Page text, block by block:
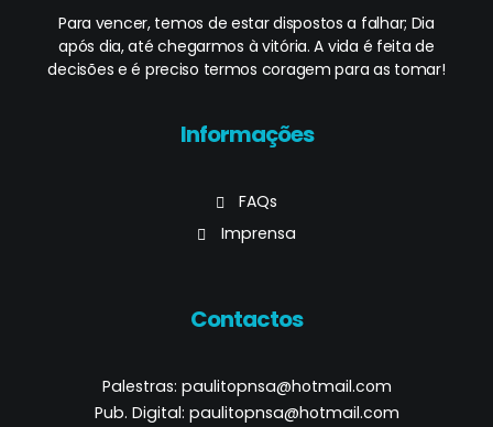
Para vencer, temos de estar dispostos a falhar; Dia
após dia, até chegarmos à vitória. A vida é feita de
decisões e é preciso termos coragem para as tomar!
Informações
FAQs
Imprensa
Contactos
Palestras: paulitopnsa@hotmail.com
Pub. Digital: paulitopnsa@hotmail.com